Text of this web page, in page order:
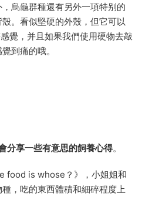
烏龜群種還有另外一項特别的
。看似堅硬的外殼，但它可以
覺，并且如果我們使用硬物去敲
到痛的哦。
分享一些有意思的飼養心得。
food is whose？》，小姐姐和
，吃的東西體積和細碎程度上